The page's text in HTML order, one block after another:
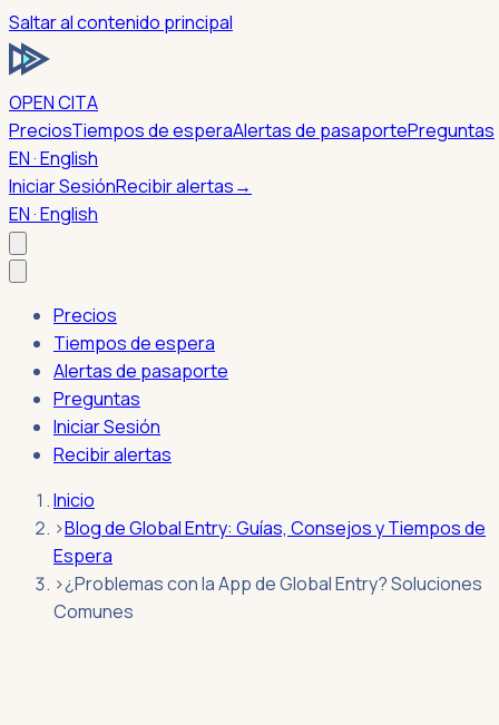
Saltar al contenido principal
OPEN CITA
PreciosTiempos de esperaAlertas de pasaportePreguntas
EN · English
Iniciar SesiónRecibir alertas→
EN · English
Precios
Tiempos de espera
Alertas de pasaporte
Preguntas
Iniciar Sesión
Recibir alertas
Inicio
›Blog de Global Entry: Guías, Consejos y Tiempos de
Espera
›¿Problemas con la App de Global Entry? Soluciones
Comunes